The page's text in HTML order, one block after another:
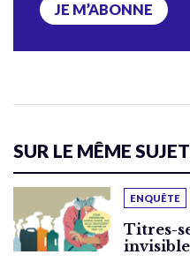
JE M’ABONNE
SUR LE MÊME SUJET
ENQUÊTE
Titres-